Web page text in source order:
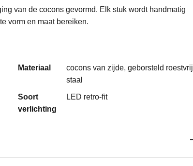
van de cocons gevormd. Elk stuk wordt handmatig
vorm en maat bereiken.
Materiaal
cocons van zijde, geborsteld roestvrij
staal
Soort
verlichting
LED retro-fit